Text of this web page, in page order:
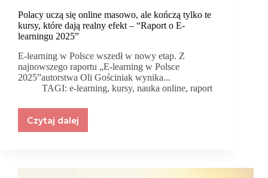
Polacy uczą się online masowo, ale kończą tylko te
kursy, które dają realny efekt – “Raport o E-
learningu 2025”
E-learning w Polsce wszedł w nowy etap. Z
najnowszego raportu „E-learning w Polsce
2025”autorstwa Oli Gościniak wynika...
TAGI: e-learning,kursy,nauka online,raport
Czytaj dalej
Polacy
masowo,